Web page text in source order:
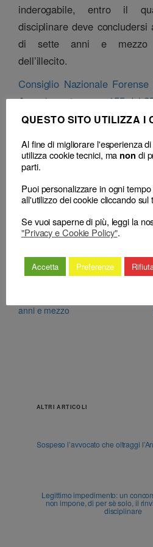
inderogabile, entro il
disciplinare deve
di sette anni e mezzo
dell’illecito.
Consiglio Nazionale
Arnau), sentenza n. 155 del
– Decisione:Consiglio Nazionale
2023(accoglie) (prescrizione)
– Consiglio territoriale:
anni e mezzo
ALTRI ARTICOLI
Sospeso l’avvocato che oltraggi
Legittimo impedimento: un
non impone, di per sè solo, il
disciplinare
QUESTO SITO UTILIZZA I
Al fine di migliorare l'esperienza
utilizza cookie tecnici, ma non di
parti.
Puoi personalizzare in ogni
all'utilizzo dei cookie cliccando
Se vuoi saperne di più, leggi la
"Privacy e Cookie Policy".
Accetta Preferenze